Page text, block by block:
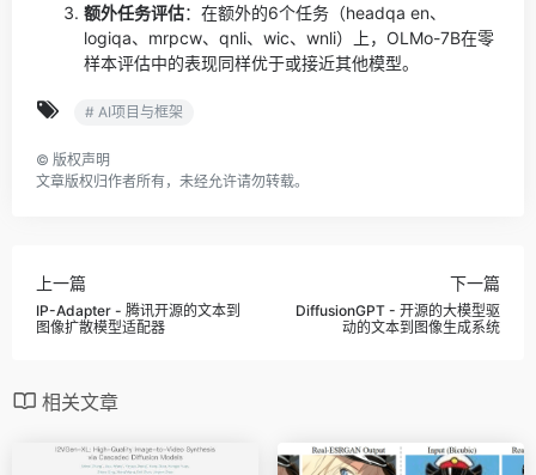
额外任务评估：在额外的6个任务（headqa en、
logiqa、mrpcw、qnli、wic、wnli）上，OLMo-7B在零
样本评估中的表现同样优于或接近其他模型。
# AI项目与框架
© 版权声明
文章版权归作者所有，未经允许请勿转载。
上一篇
IP-Adapter - 腾讯开源的文本到
图像扩散模型适配器
下一篇
DiffusionGPT - 开源的大模型驱
动的文本到图像生成系统
相关文章